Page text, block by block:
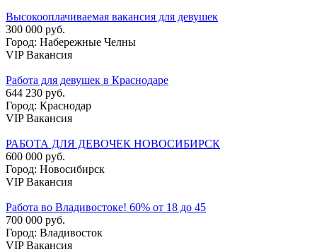
Высокооплачиваемая вакансия для девушек
300 000 руб.
Город: Набережные Челны
VIP Вакансия
Работа для девушек в Краснодаре
644 230 руб.
Город: Краснодар
VIP Вакансия
РАБОТА ДЛЯ ДЕВОЧЕК НОВОСИБИРСК
600 000 руб.
Город: Новосибирск
VIP Вакансия
Работа во Владивостоке! 60% от 18 до 45
700 000 руб.
Город: Владивосток
VIP Вакансия